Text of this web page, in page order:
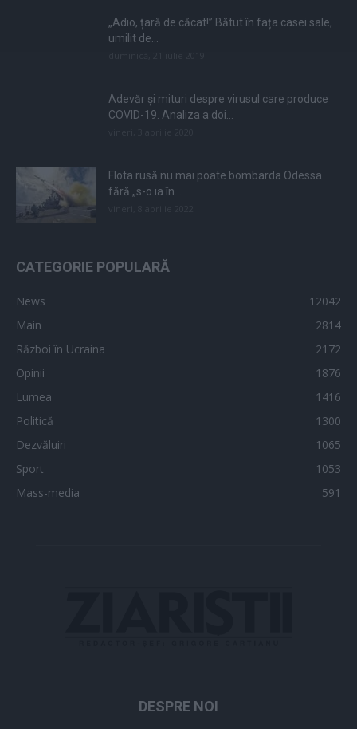
„Adio, țară de căcat!” Bătut în fața casei sale,
umilit de...
Adevăr și mituri despre virusul care produce
COVID-19. Analiza a doi...
Flota rusă nu mai poate bombarda Odessa
fără „s-o ia în...
CATEGORIE POPULARĂ
News
12042
Main
2814
Război în Ucraina
2172
Opinii
1876
Lumea
1416
Politică
1300
Dezvăluiri
1065
Sport
1053
Mass-media
591
DESPRE NOI